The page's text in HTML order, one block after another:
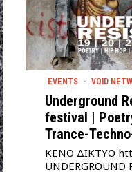
EVENTS · VOID
Underground
festival |
Trance-
ΚΕΝΟ ΔΙΚΤΥΟ
UNDERGROUND